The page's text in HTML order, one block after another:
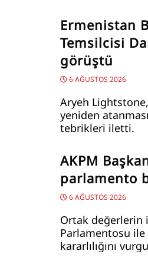
Ermenistan
Temsilcisi
görüştü
6 AĞUSTOS 2026
Aryeh
yeniden
tebrikleri iletti.
AKPM
parlamento
6 AĞUSTOS 2026
Ortak değerlerin
Parlamentosu
kararlılığını